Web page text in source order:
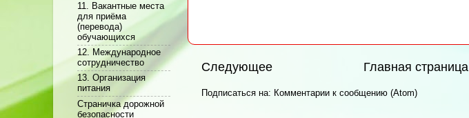
Следующее Главная страница
Подписаться на: Комментарии к сообщению (Atom)
11. Вакантные места
для приёма
(перевода)
обучающихся
12. Международное
сотрудничество
13. Организация
питания
Cтраничка дорожной
безопасности